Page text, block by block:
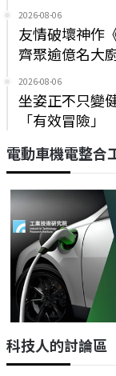
2026-08-06
友情破壞神作
齊聚逾億名大
2026-08-06
坐姿正不只變
「有效冒險」
電動車機電整合
科技人的討論區